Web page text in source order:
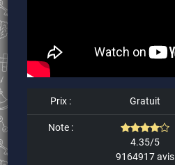
Prix : Gratuit
Note :
4.35/5
9164917 avis